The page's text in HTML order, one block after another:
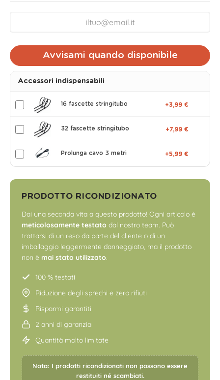
Avvisami quando disponibile
Accessori indispensabili
16 fascette stringitubo +3,99 €
32 fascette stringitubo +7,99 €
Prolunga cavo 3 metri +5,99 €
PRODOTTO RICONDIZIONATO
Dai una seconda vita a questo prodotto! Ogni articolo è
meticolosamente testato dal nostro team. Può
trattarsi di un reso da parte del cliente o di un
imballaggio leggermente danneggiato, ma il prodotto
non è mai stato utilizzato.
100 % testati
Riduzione degli sprechi e zero rifiuti
Risparmi garantiti
2 anni di garanzia
Quantità molto limitate
Nota: I prodotti ricondizionati non possono essere
restituiti né scambiati.